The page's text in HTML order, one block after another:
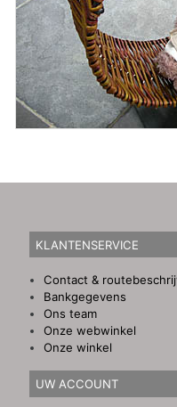
KLANTENSERVICE
Contact &
Bankgegevens
Ons team
Onze webwinkel
Onze winkel
UW ACCOUNT